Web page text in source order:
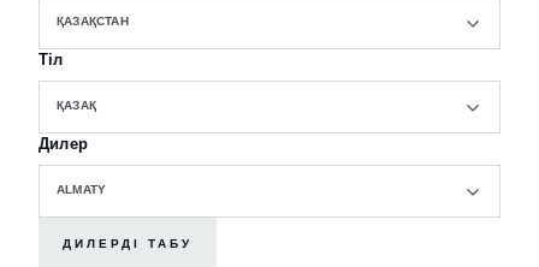
ҚАЗАҚСТАН
Тіл
ҚАЗАҚ
Дилер
ALMATY
ДИЛЕРДІ ТАБУ